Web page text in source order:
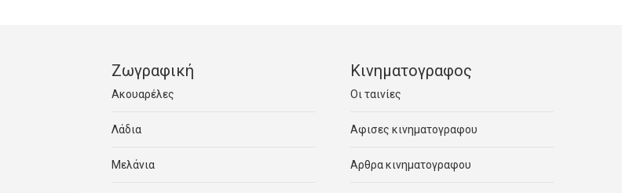
Ζωγραφική
Ακουαρέλες
Λάδια
Μελάνια
Κινηματογραφος
Οι ταινίες
Αφισες κινηματογραφου
Αρθρα κινηματογραφου